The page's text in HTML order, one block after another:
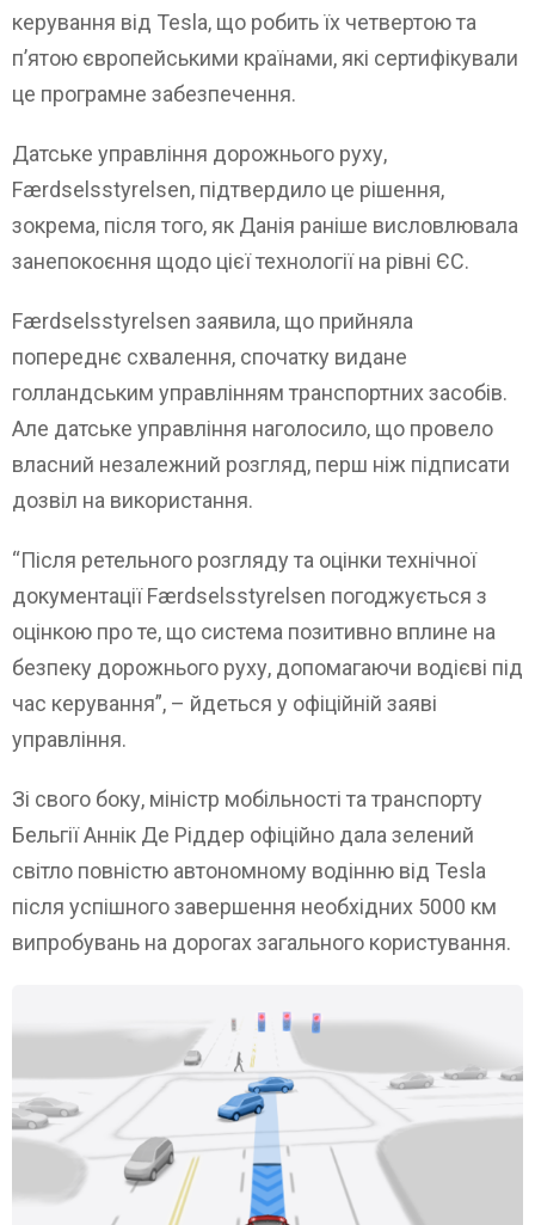
керування від Tesla, що робить їх четвертою та
п’ятою європейськими країнами, які сертифікували
це програмне забезпечення.
Датське управління дорожнього руху,
Færdselsstyrelsen, підтвердило це рішення,
зокрема, після того, як Данія раніше висловлювала
занепокоєння щодо цієї технології на рівні ЄС.
Færdselsstyrelsen заявила, що прийняла
попереднє схвалення, спочатку видане
голландським управлінням транспортних засобів.
Але датське управління наголосило, що провело
власний незалежний розгляд, перш ніж підписати
дозвіл на використання.
“Після ретельного розгляду та оцінки технічної
документації Færdselsstyrelsen погоджується з
оцінкою про те, що система позитивно вплине на
безпеку дорожнього руху, допомагаючи водієві під
час керування”, – йдеться у офіційній заяві
управління.
Зі свого боку, міністр мобільності та транспорту
Бельгії Аннік Де Ріддер офіційно дала зелений
світло повністю автономному водінню від Tesla
після успішного завершення необхідних 5000 км
випробувань на дорогах загального користування.